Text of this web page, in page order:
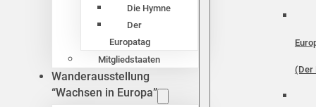
Die Hymne
Der
Europatag
Mitgliedstaaten
Wanderausstellung
“Wachsen in Europa”
(Der